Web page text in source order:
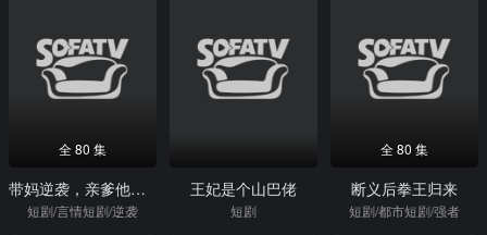
全 80 集
带妈逆袭，亲爹他慌了
短剧/言情短剧/逆袭
王妃是个山巴佬
短剧
全 80 集
断义后拳王归来
短剧/都市短剧/强者